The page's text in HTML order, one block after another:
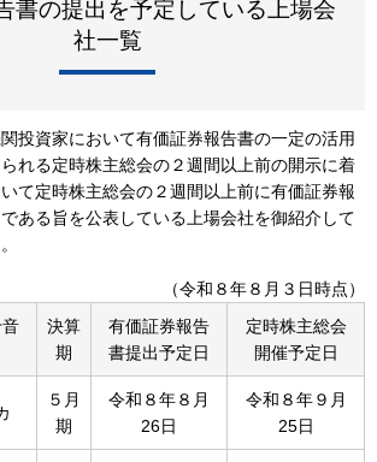
書の提出を予定している上場会
社一覧
投資家において有価証券報告書の一定の活用
れる定時株主総会の２週間以上前の開示に着
て定時株主総会の２週間以上前に有価証券報
ある旨を公表している上場会社を御紹介して
（令和８年８月３日時点）
音
決算
期
有価証券報告
書提出予定日
定時株主総会
開催予定日
５月
期
令和８年８月
26日
令和８年９月
25日